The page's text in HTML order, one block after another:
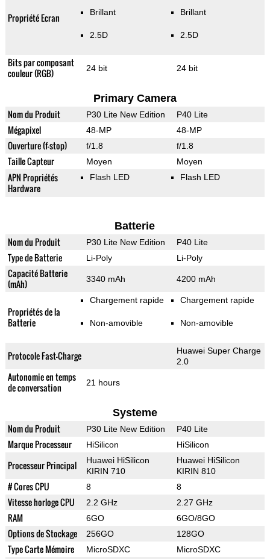
Propriété Ecran Brillant
2.5D
Brillant
2.5D
Bits par composant
couleur (RGB)
24 bit 24 bit
Primary Camera
Nom du Produit P30 Lite New Edition P40 Lite
Mégapixel 48-MP 48-MP
Ouverture (f-stop) f/1.8 f/1.8
Taille Capteur Moyen Moyen
APN Propriétés
Hardware
Flash LED Flash LED
Batterie
Nom du Produit P30 Lite New Edition P40 Lite
Type de Batterie Li-Poly Li-Poly
Capacité Batterie
(mAh)
3340 mAh 4200 mAh
Propriétés de la
Batterie
Chargement rapide
Non-amovible
Chargement rapide
Non-amovible
Protocole Fast-Charge
Huawei Super Charge
2.0
Autonomie en temps
de conversation
21 hours
Systeme
Nom du Produit P30 Lite New Edition P40 Lite
Marque Processeur HiSilicon HiSilicon
Processeur Principal
Huawei HiSilicon
KIRIN 710
Huawei HiSilicon
KIRIN 810
# Cores CPU 8 8
Vitesse horloge CPU 2.2 GHz 2.27 GHz
RAM 6GO 6GO/8GO
Options de Stockage 256GO 128GO
Type Carte Mémoire MicroSDXC MicroSDXC